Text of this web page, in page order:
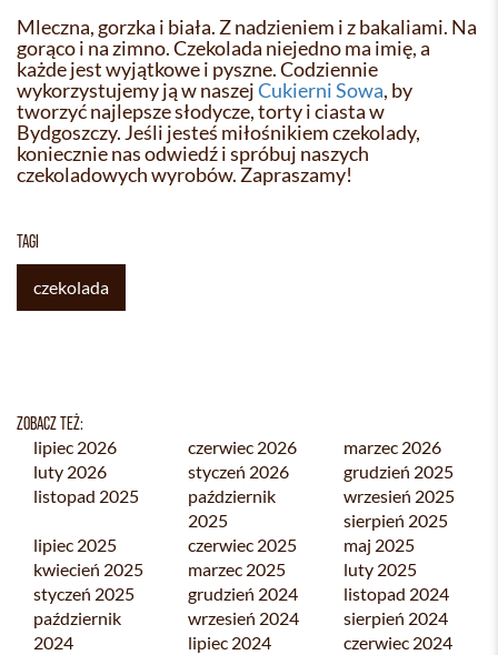
Mleczna, gorzka i biała. Z nadzieniem i z bakaliami. Na
gorąco i na zimno. Czekolada niejedno ma imię, a
każde jest wyjątkowe i pyszne. Codziennie
wykorzystujemy ją w naszejCukierni Sowa, by
tworzyć najlepsze słodycze, torty i ciasta w
Bydgoszczy. Jeśli jesteś miłośnikiem czekolady,
koniecznie nas odwiedź i spróbuj naszych
czekoladowych wyrobów. Zapraszamy!
TAGI
czekolada
ZOBACZ TEŻ:
lipiec 2026 czerwiec 2026
marzec 2026
luty 2026
styczeń 2026
grudzień 2025
listopad 2025
październik
2025
wrzesień 2025
sierpień 2025
lipiec 2025
czerwiec 2025
maj 2025
kwiecień 2025
marzec 2025
luty 2025
styczeń 2025
grudzień 2024
listopad 2024
październik
2024
wrzesień 2024
sierpień 2024
lipiec 2024
czerwiec 2024